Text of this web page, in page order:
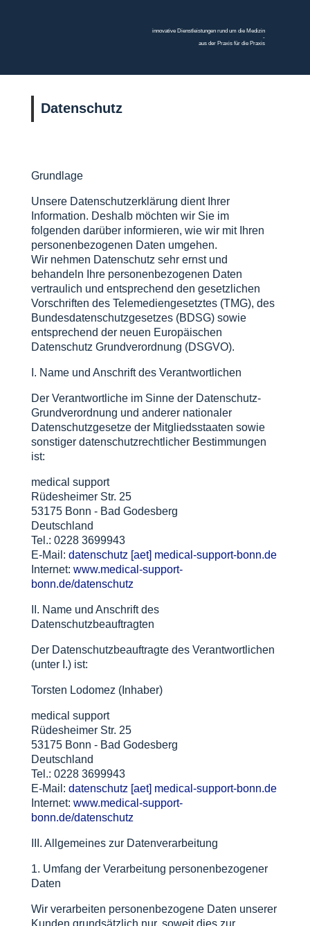
innovative Dienstleistungen rund um die Medizin
-
aus der Praxis für die Praxis
Datenschutz
Grundlage
Unsere Datenschutzerklärung dient Ihrer
Information. Deshalb möchten wir Sie im
folgenden darüber informieren, wie wir mit Ihren
personenbezogenen Daten umgehen.
Wir nehmen Datenschutz sehr ernst und
behandeln Ihre personenbezogenen Daten
vertraulich und entsprechend den gesetzlichen
Vorschriften des Telemediengesetztes (TMG), des
Bundesdatenschutzgesetzes (BDSG) sowie
entsprechend der neuen Europäischen
Datenschutz Grundverordnung (DSGVO).
I. Name und Anschrift des Verantwortlichen
Der Verantwortliche im Sinne der Datenschutz-
Grundverordnung und anderer nationaler
Datenschutzgesetze der Mitgliedsstaaten sowie
sonstiger datenschutzrechtlicher Bestimmungen
ist:
medical support
Rüdesheimer Str. 25
53175 Bonn - Bad Godesberg
Deutschland
Tel.: 0228 3699943
E-Mail: datenschutz [aet] medical-support-bonn.de
Internet: www.medical-support-
bonn.de/datenschutz
II. Name und Anschrift des
Datenschutzbeauftragten
Der Datenschutzbeauftragte des Verantwortlichen
(unter I.) ist:
Torsten Lodomez (Inhaber)
medical support
Rüdesheimer Str. 25
53175 Bonn - Bad Godesberg
Deutschland
Tel.: 0228 3699943
E-Mail: datenschutz [aet] medical-support-bonn.de
Internet: www.medical-support-
bonn.de/datenschutz
III. Allgemeines zur Datenverarbeitung
1. Umfang der Verarbeitung personenbezogener
Daten
Wir verarbeiten personenbezogene Daten unserer
Kunden grundsätzlich nur, soweit dies zur